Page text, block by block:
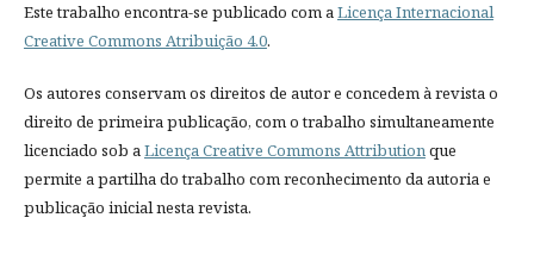
Este trabalho encontra-se publicado com aLicença Internacional
Creative Commons Atribuição 4.0.
Os autores conservam os direitos de autor e concedem à revista o
direito de primeira publicação, com o trabalho simultaneamente
licenciado sob aLicença Creative Commons Attributionque
permite a partilha do trabalho com reconhecimento da autoria e
publicação inicial nesta revista.